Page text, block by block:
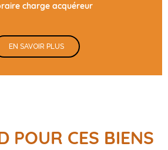
charge acquéreur
EN SAVOIR PLUS
POUR CES BIENS